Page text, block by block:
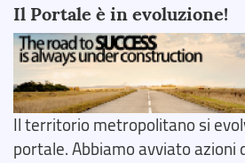
Il Portale è in evoluzione!
Il territorio metropolitano si
portale. Abbiamo avviato azioni